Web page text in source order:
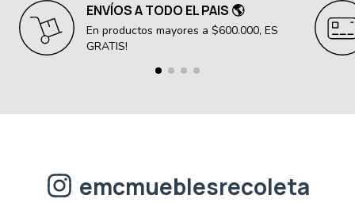
ENVÍOS A TODO EL PAIS 🌎
En productos mayores a $600.000, ES
GRATIS!
emcmueblesrecoleta